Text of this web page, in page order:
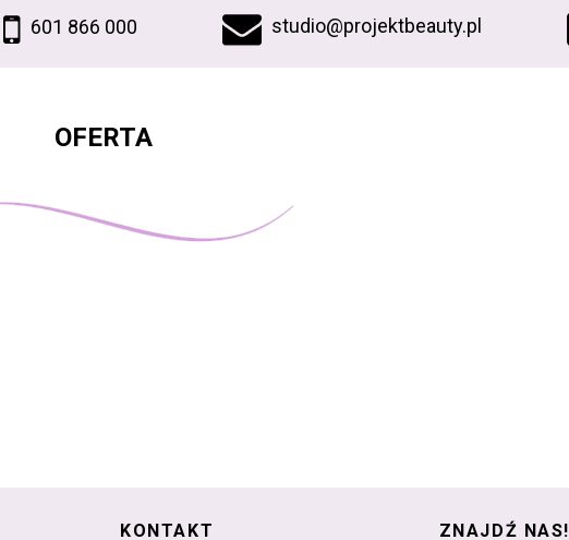
601 866 000 studio@projektbeauty.pl
OFERTA
KONTAKT ZNAJDŹ NAS!